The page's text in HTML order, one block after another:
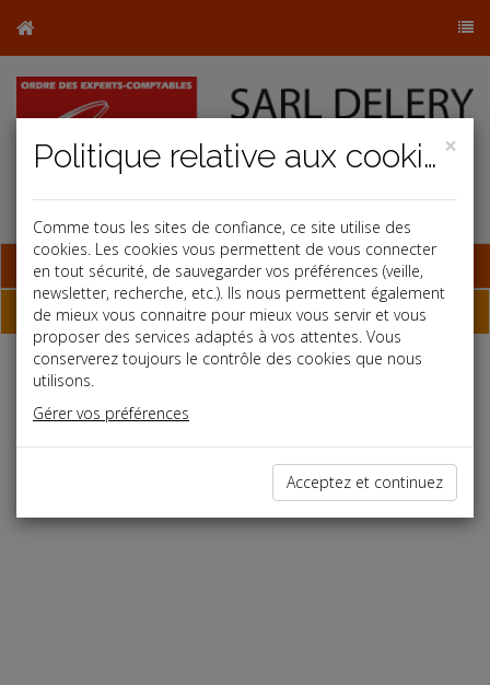
Base documentaire
Dossiers
Espace réservé
Ce contenu est réservé aux Clients
Si vous êtes client, saisissez votre identifiant et votre mot de
×
Politique relative aux cookies
Comme tous les sites de confiance, ce site utilise des
cookies. Les cookies vous permettent de vous connecter
en tout sécurité, de sauvegarder vos préférences (veille,
newsletter, recherche, etc.). Ils nous permettent également
de mieux vous connaitre pour mieux vous servir et vous
proposer des services adaptés à vos attentes. Vous
conserverez toujours le contrôle des cookies que nous
utilisons.
Gérer vos préférences
Acceptez et continuez